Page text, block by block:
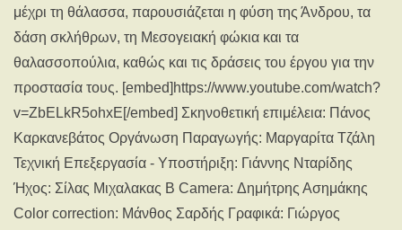
μέχρι τη θάλασσα, παρουσιάζεται η φύση της Άνδρου, τα
δάση σκλήθρων, τη Μεσογειακή φώκια και τα
θαλασσοπούλια, καθώς και τις δράσεις του έργου για την
προστασία τους. [embed]https://www.youtube.com/watch?
v=ZbELkR5ohxE[/embed] Σκηνοθετική επιμέλεια: Πάνος
Καρκανεβάτος Οργάνωση Παραγωγής: Μαργαρίτα Τζάλη
Τεχνική Επεξεργασία - Υποστήριξη: Γιάννης Νταρίδης
Ήχος: Σίλας Μιχαλακας Β Camera: Δημήτρης Ασημάκης
Color correction: Μάνθος Σαρδής Γραφικά: Γιώργος